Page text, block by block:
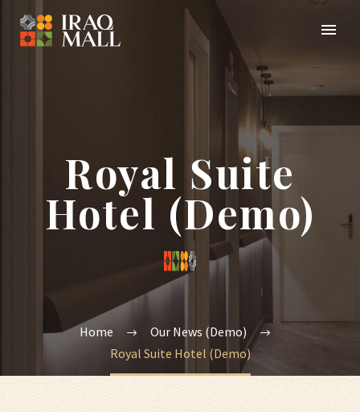
Royal Suite
Hotel (Demo)
Home
Our News (Demo)
Royal Suite Hotel (Demo)